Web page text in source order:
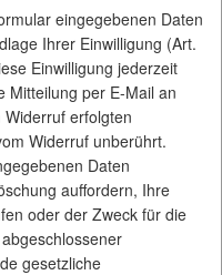
eingegebenen Daten
Ihrer Einwilligung (Art.
Einwilligung jederzeit
Mitteilung per E-Mail an
erfolgten
Widerruf unberührt.
Daten
auffordern, Ihre
oder der Zweck für die
gesetzliche